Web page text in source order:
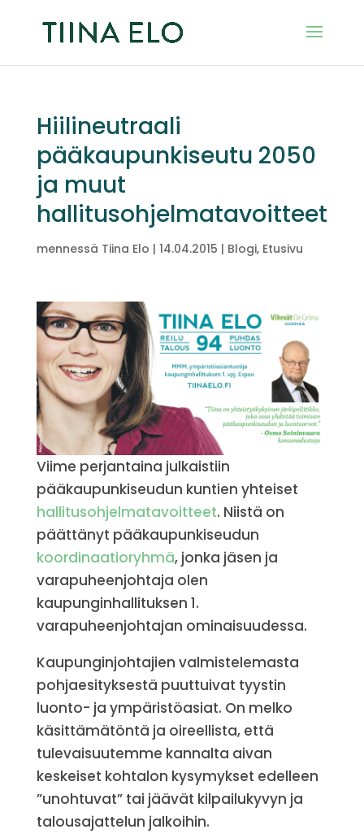
Hiilineutraali
pääkaupunkiseutu 2050
ja muut
hallitusohjelmatavoitteet
mennessä Tiina Elo | 14.04.2015 | Blogi, Etusivu
Viime perjantaina julkaistiin
pääkaupunkiseudun kuntien yhteiset
hallitusohjelmatavoitteet. Niistä on
päättänyt pääkaupunkiseudun
koordinaatioryhmä, jonka jäsen ja
varapuheenjohtaja olen
kaupunginhallituksen 1.
varapuheenjohtajan ominaisuudessa.
Kaupunginjohtajien valmistelemasta
pohjaesityksestä puuttuivat tyystin
luonto- ja ympäristöasiat. On melko
käsittämätöntä ja oireellista, että
tulevaisuutemme kannalta aivan
keskeiset kohtalon kysymykset edelleen
”unohtuvat” tai jäävät kilpailukyvyn ja
talousajattelun jalkoihin.